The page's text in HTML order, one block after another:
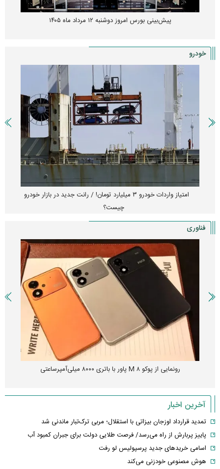
پیش‌بینی بورس امروز دوشنبه ۱۲ مرداد ماه ۱۴۰۵
خودرو
امتیاز واردات خودرو ۳ میلیارد تومان! / رانت جدید در بازار خودرو
چیست؟
فناوری
رونمایی از پوکو M ۸ پاور با باتری ۸۰۰۰ میلی‌آمپرساعتی
آخرین اخبار
تمدید قرارداد اوزجان بیزاتی با استقلال؛ مربی ترک‌تبار ماندنی شد
پاییز پربارش از راه می‌رسد/ فرصت طلایی دولت برای جبران کمبود آب
اسامی خریدهای جدید پرسپولیس لو رفت
هوش مصنوعی خودزنی می‌کند